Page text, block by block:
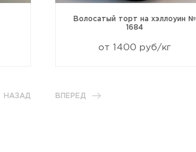
Волосатый торт на хэллоуин №
1684
от 1400 руб/кг
НАЗАД ВПЕРЕД